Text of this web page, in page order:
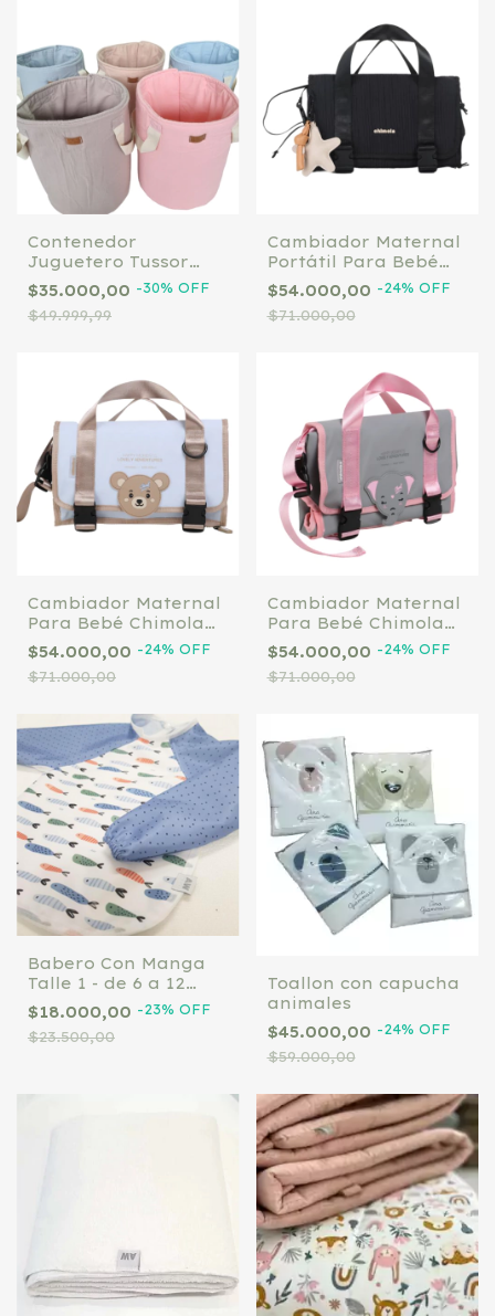
Contenedor
Juguetero Tussor
35x50
$35.000,00 -30% OFF
$49.999,99
Cambiador Maternal
Portátil Para Bebé
Chimola Olivia R126
Color Black
$54.000,00 -24% OFF
$71.000,00
Cambiador Maternal
Para Bebé Chimola
Lovely Buddies R112
LIGHT BLUE
$54.000,00 -24% OFF
$71.000,00
Cambiador Maternal
Para Bebé Chimola
Lovely Buddies R112
PINK/GRAY
$54.000,00 -24% OFF
$71.000,00
Babero Con Manga
Talle 1 - de 6 a 12
Meses
$18.000,00 -23% OFF
$23.500,00
Toallon con capucha
animales
$45.000,00 -24% OFF
$59.000,00